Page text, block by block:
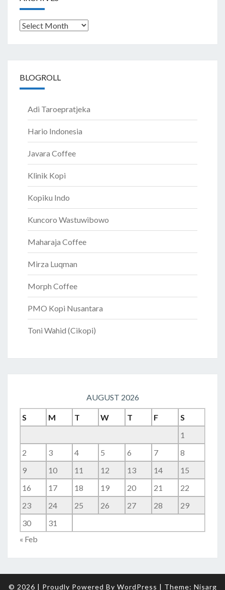
Archives
BLOGROLL
Adi Taroepratjeka
Hario Indonesia
Javara Coffee
Klinik Kopi
Kopiku Indo
Kuncoro Wastuwibowo
Maharaja Coffee
Mirza Luqman
Morph Coffee
PMO Kopi Nusantara
Toni Wahid (Cikopi)
AUGUST 2026
S M T W T F
S
1
2
3 4 5 6 7
8
9
10 11 12 13 14
15
16
17 18 19 20 21
22
23
24 25 26 27 28
29
30
31
« Feb
© 2026 | Proudly Powered By WordPress | Theme: Nisarg